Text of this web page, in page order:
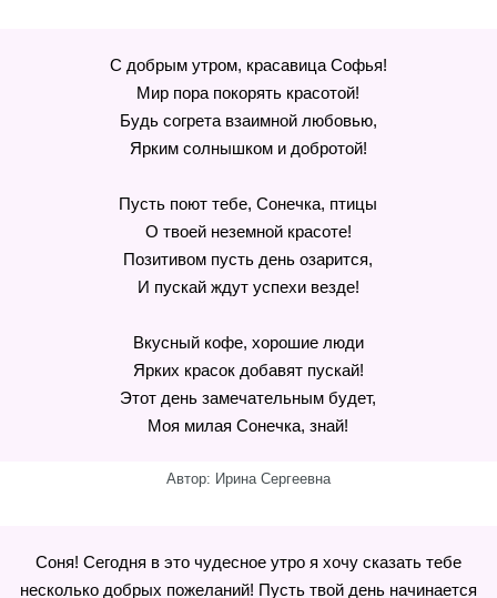
С добрым утром, красавица Софья!
Мир пора покорять красотой!
Будь согрета взаимной любовью,
Ярким солнышком и добротой!
Пусть поют тебе, Сонечка, птицы
О твоей неземной красоте!
Позитивом пусть день озарится,
И пускай ждут успехи везде!
Вкусный кофе, хорошие люди
Ярких красок добавят пускай!
Этот день замечательным будет,
Моя милая Сонечка, знай!
Автор: Ирина Сергеевна
Соня! Сегодня в это чудесное утро я хочу сказать тебе
несколько добрых пожеланий! Пусть твой день начинается